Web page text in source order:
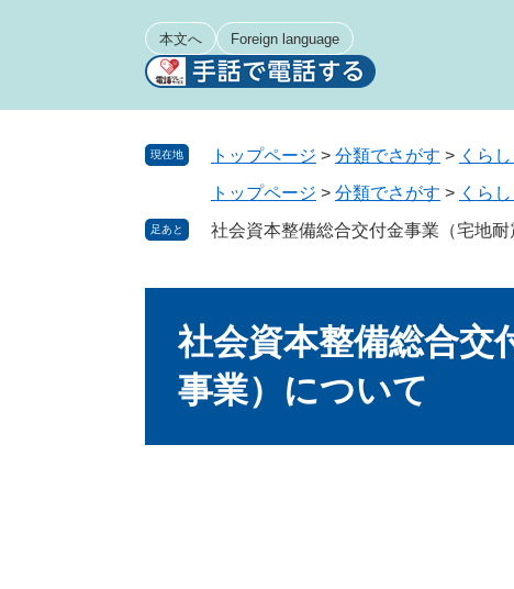
本文へ Foreign language
現在地 トップページ > 分類でさがす > くら
トップページ > 分類でさがす > くら
足あと 社会資本整備総合交付金事業（宅地
社会資本整備総合交
事業）について